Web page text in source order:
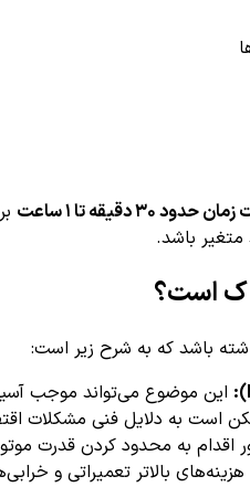
حدود ۳۰ دقیقه تا ۱ ساعت
باشد.
این موضوع می‌تواند موجب
است به دلایل فنی مشکلات
به محدود کردن قدرت
بالاتر تعمیراتی و